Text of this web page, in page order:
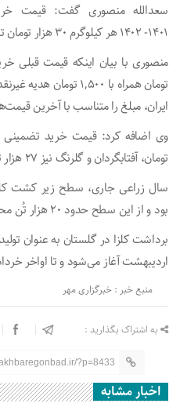
سعدالله منصوری گفت: قیمت
۱۴۰۱- ۱۴۰۲
هر کیلوگرم ۳۰ هزار تومان تعیین شده است.
تومان همراه با
تومان هدیه
ایران، مبلغ را متناسب با آخرین
تومان، آفتابگردان و گلرنگ نیز ۲۷ هزار تومان تعیین شده است.
بود و از این سطح حدود ۲۰ هزار تُن محصول تولید شود.
برداشت کلزا در گلستان به عنوان
اردیبهشت آغاز می‌شود و تا اواخر
منبع خبر : خبرگزاری مهر
به اشتراک بگذارید :
?p=8433
اخبار مشابه